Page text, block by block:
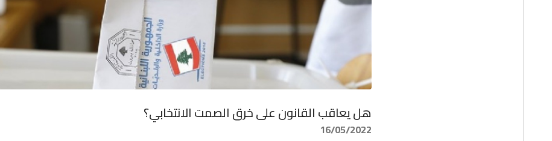
هل يعاقب القانون على خرق الصمت الانتخابي؟
16/05/2022